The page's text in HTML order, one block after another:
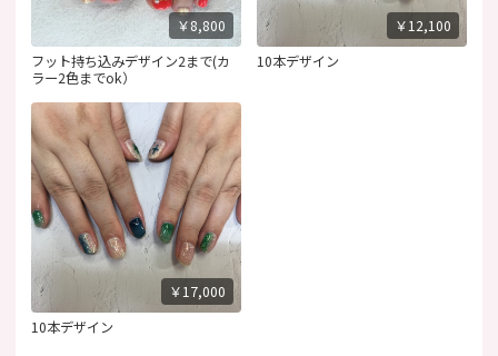
￥8,800
フット持ち込みデザイン2まで(カ
ラー2色までok）
￥12,100
10本デザイン
￥17,000
10本デザイン